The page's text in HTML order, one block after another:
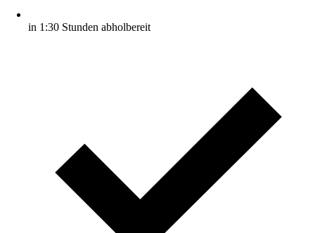
in 1:30 Stunden abholbereit